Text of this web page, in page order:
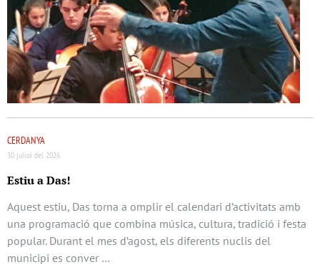
CERDANYA
30 juliol del 2026
Estiu a Das!
Aquest estiu, Das torna a omplir el calendari d’activitats amb
una programació que combina música, cultura, tradició i festa
popular. Durant el mes d’agost, els diferents nuclis del
municipi es conver …